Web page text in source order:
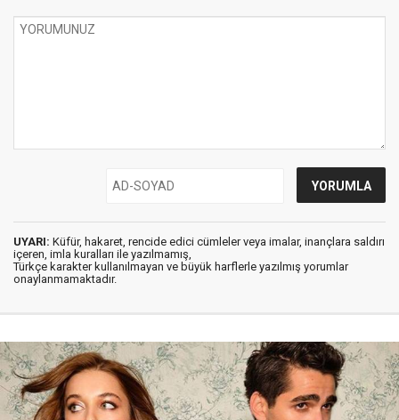
UYARI: Küfür, hakaret, rencide edici cümleler veya imalar, inançlara saldırı
içeren, imla kuralları ile yazılmamış,
Türkçe karakter kullanılmayan ve büyük harflerle yazılmış yorumlar
onaylanmamaktadır.